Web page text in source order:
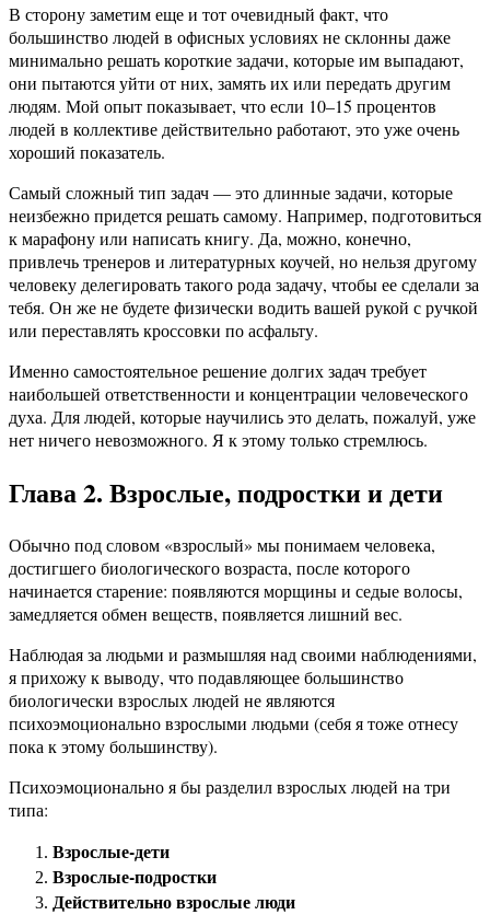
В сторону заметим еще и тот очевидный факт, что
большинство людей в офисных условиях не склонны даже
минимально решать короткие задачи, которые им выпадают,
они пытаются уйти от них, замять их или передать другим
людям. Мой опыт показывает, что если 10–15 процентов
людей в коллективе действительно работают, это уже очень
хороший показатель.
Самый сложный тип задач — это длинные задачи, которые
неизбежно придется решать самому. Например, подготовиться
к марафону или написать книгу. Да, можно, конечно,
привлечь тренеров и литературных коучей, но нельзя другому
человеку делегировать такого рода задачу, чтобы ее сделали за
тебя. Он же не будете физически водить вашей рукой с ручкой
или переставлять кроссовки по асфальту.
Именно самостоятельное решение долгих задач требует
наибольшей ответственности и концентрации человеческого
духа. Для людей, которые научились это делать, пожалуй, уже
нет ничего невозможного. Я к этому только стремлюсь.
Глава 2. Взрослые, подростки и дети
Обычно под словом «взрослый» мы понимаем человека,
достигшего биологического возраста, после которого
начинается старение: появляются морщины и седые волосы,
замедляется обмен веществ, появляется лишний вес.
Наблюдая за людьми и размышляя над своими наблюдениями,
я прихожу к выводу, что подавляющее большинство
биологически взрослых людей не являются
психоэмоционально взрослыми людьми (себя я тоже отнесу
пока к этому большинству).
Психоэмоционально я бы разделил взрослых людей на три
типа:
Взрослые-дети
Взрослые-подростки
Действительно взрослые люди